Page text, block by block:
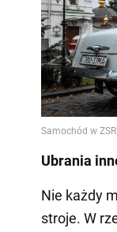
Ubrania
Nie każdy
stroje. W